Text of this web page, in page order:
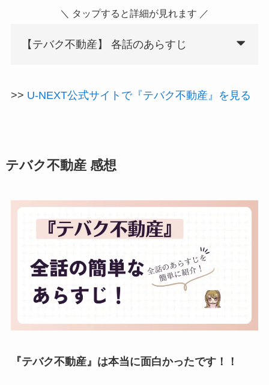
＼ タップすると詳細が見れます ／
【テバク不動産】 各話のあらすじ
>> U-NEXT公式サイトで『テバク不動産』を見る
テバク不動産 感想
『テバク不動産』は本当に面白かったです！！